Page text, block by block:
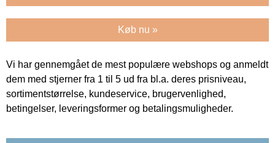
Køb nu »
Vi har gennemgået de mest populære webshops og anmeldt
dem med stjerner fra 1 til 5 ud fra bl.a. deres prisniveau,
sortimentstørrelse, kundeservice, brugervenlighed,
betingelser, leveringsformer og betalingsmuligheder.